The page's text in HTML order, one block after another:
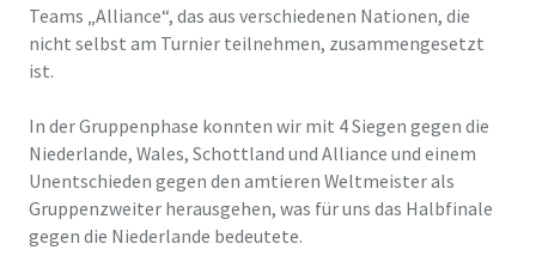
Teams „Alliance“, das aus verschiedenen Nationen, die
nicht selbst am Turnier teilnehmen, zusammengesetzt
ist.
In der Gruppenphase konnten wir mit 4 Siegen gegen die
Niederlande, Wales, Schottland und Alliance und einem
Unentschieden gegen den amtieren Weltmeister als
Gruppenzweiter herausgehen, was für uns das Halbfinale
gegen die Niederlande bedeutete.